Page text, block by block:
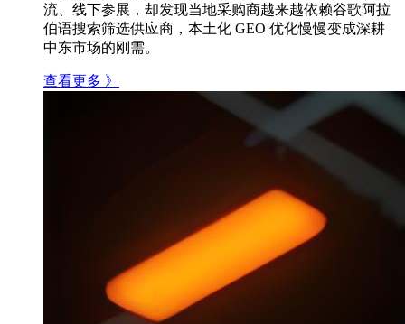
流、线下参展，却发现当地采购商越来越依赖谷歌阿拉
伯语搜索筛选供应商，本土化 GEO 优化慢慢变成深耕
中东市场的刚需。
查看更多 》